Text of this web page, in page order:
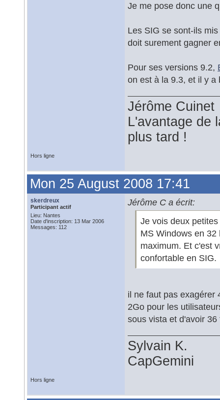
Je me pose donc une
Les SIG se sont-ils
doit surement gagner
Pour ses versions 9.2,
on est à la 9.3, et il y a
Jérôme Cuinet
L'avantage de
plus tard !
Hors ligne
Mon 25 August 2008 17:41
skerdreux
Participant actif
Lieu: Nantes
Date d'inscription: 13 Mar 2006
Messages: 112
Jérôme C a écrit:
Je vois deux
MS Windows en
maximum. Et c'est
confortable en SIG.
il ne faut pas exagérer
2Go pour les
sous vista et d'avoir
Sylvain K.
CapGemini
Hors ligne